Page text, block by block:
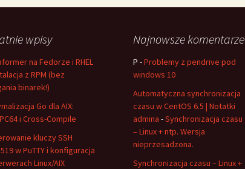
wpisy
na Fedorze i RHEL
z RPM (bez
binarek!)
Go dla AIX:
i Cross-Compile
kluczy SSH
w PuTTY i konfiguracja
Linux/AIX
Najnowsze komentarze
P -Problemy z pendrive pod
windows 10
Automatyczna synchronizacja
czasu w CentOS 6.5 | Notatki
admina -Synchronizacja czasu
– Linux + ntp. Wersja
nieprzesadzona.
Synchronizacja czasu – Linux +